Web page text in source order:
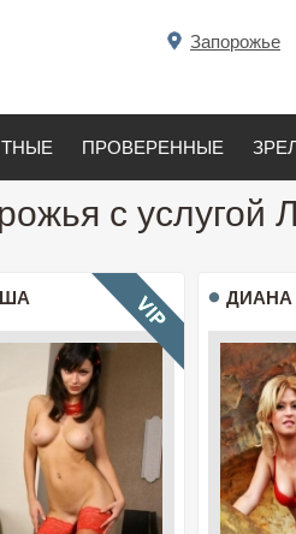
Запорожье
ПРОВЕРЕННЫЕ
с услугой
ДИАНА